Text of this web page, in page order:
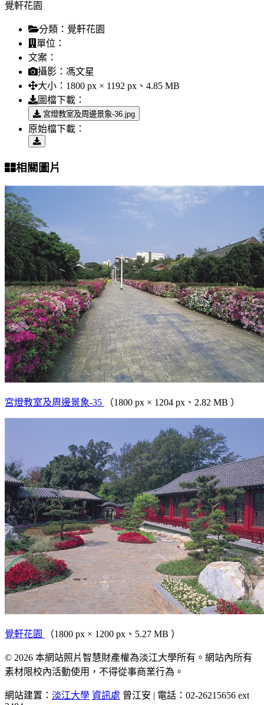
覺軒花園
分類： 覺軒花園
單位：
文案：
攝影： 馮文星
大小： 1800 px × 1192 px、4.85 MB
圖檔下載：
宮燈教室及周邊景象-36.jpg
原始檔下載：
相關圖片
宮燈教室及周邊景象-35 （1800 px × 1204 px、2.82 MB ）
覺軒花園 （1800 px × 1200 px、5.27 MB ）
© 2026 本網站照片智慧財產權為淡江大學所有。網站內所有
素材限校內活動使用，不得從事商業行為。
網站建置： 淡江大學 資訊處 曾江安 | 電話：02-26215656 ext